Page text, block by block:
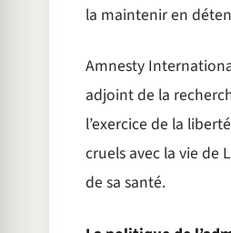
la maintenir en
Amnesty
adjoint de la
l’exercice de la
cruels avec la vie de
de sa santé.